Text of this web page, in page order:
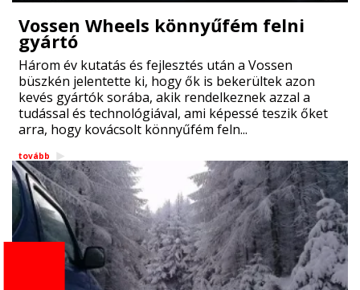
Vossen Wheels könnyűfém felni
gyártó
Három év kutatás és fejlesztés után a Vossen
büszkén jelentette ki, hogy ők is bekerültek azon
kevés gyártók sorába, akik rendelkeznek azzal a
tudással és technológiával, ami képessé teszik őket
arra, hogy kovácsolt könnyűfém feln...
tovább